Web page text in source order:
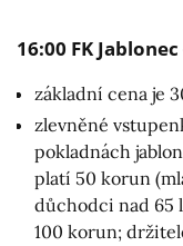
16:00 FK
základní cena je
zlevněné
pokladnách
platí 50 korun
důchodci nad 65
100 korun;